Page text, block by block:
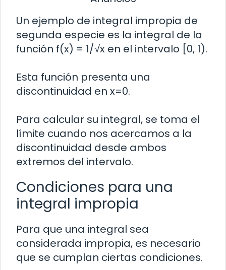
Un ejemplo de integral impropia de
segunda especie es la integral de la
función f(x) = 1/√x en el intervalo [0, 1).
Esta función presenta una
discontinuidad en x=0.
Para calcular su integral, se toma el
límite cuando nos acercamos a la
discontinuidad desde ambos
extremos del intervalo.
Condiciones para una
integral impropia
Para que una integral sea
considerada impropia, es necesario
que se cumplan ciertas condiciones.